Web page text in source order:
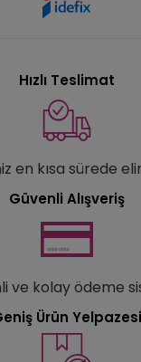
Hızlı Teslimat
en kısa sürede
Güvenli Alışveriş
ve kolay ödeme
Ürün Yelpazesi